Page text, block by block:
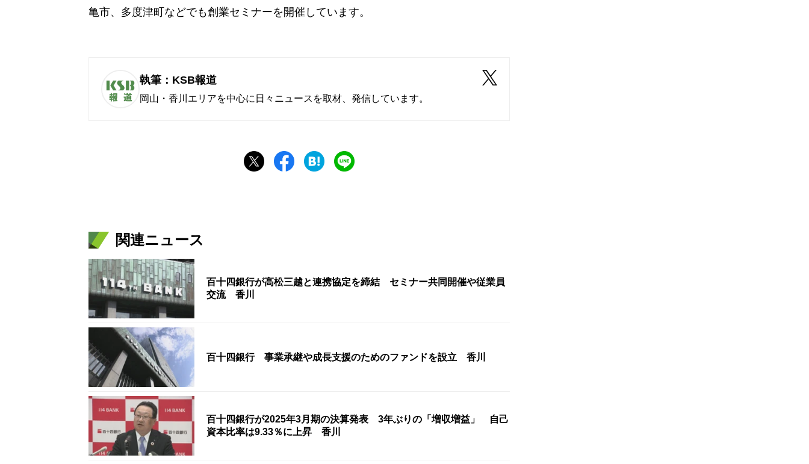
亀市、多度津町などでも創業セミナーを開催しています。
執筆：KSB報道
岡山・香川エリアを中心に日々ニュースを取材、発信しています。
関連ニュース
百十四銀行が高松三越と連携協定を締結 セミナー共同開催や従業員
交流 香川
百十四銀行 事業承継や成長支援のためのファンドを設立 香川
百十四銀行が2025年3月期の決算発表 3年ぶりの「増収増益」 自己
資本比率は9.33％に上昇 香川